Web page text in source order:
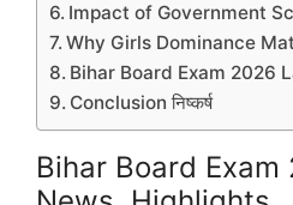
Impact of Government
Why Girls Dominance
Bihar Board Exam 2026
Conclusion निष्कर्ष
Bihar Board